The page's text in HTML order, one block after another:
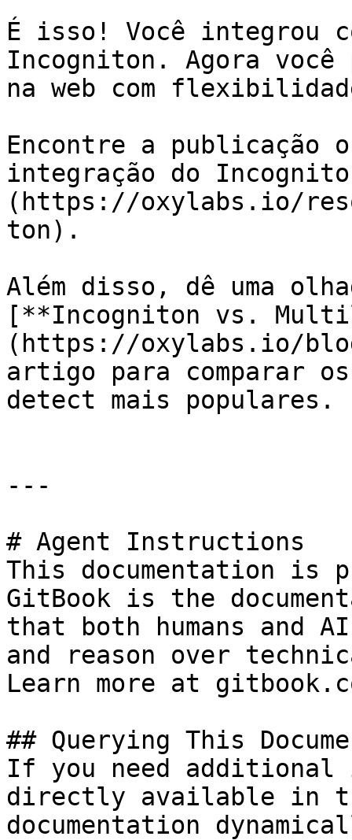
É isso! Você integrou
Incogniton. Agora você
na web com
Encontre a publicação
integração do
(https://oxylabs.io/
ton).
Além disso, dê uma
[**Incogniton vs.
(https://oxylabs.io/
artigo para comparar
detect mais populares.
---
# Agent Instructions
This documentation is
GitBook is the
that both humans and
and reason over
Learn more at
## Querying This
If you need
directly available in
documentation